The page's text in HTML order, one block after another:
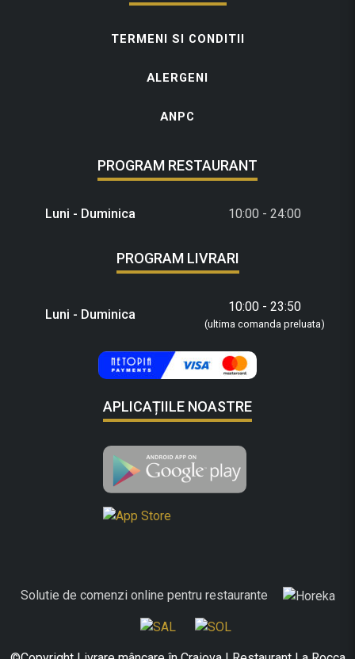
TERMENI SI CONDITII
ALERGENI
ANPC
PROGRAM RESTAURANT
Luni - Duminica 10:00 - 24:00
PROGRAM LIVRARI
Luni - Duminica 10:00 - 23:50
(ultima comanda preluata)
APLICAȚIILE NOASTRE
Solutie de comenzi online pentru restaurante